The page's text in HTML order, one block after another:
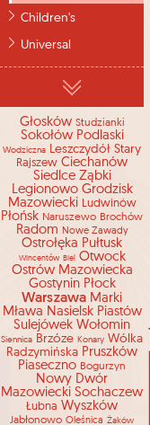
Children's
Universal
Głosków Studzianki
Sokołów Podlaski
Wodziczna Leszczydół Stary
Rajszew Ciechanów
Siedlce Ząbki
Legionowo Grodzisk
Mazowiecki Ludwinów
Płońsk Naruszewo Brochów
Radom Nowe Zawady
Ostrołęka Pułtusk
Wincentów Biel
Otwock
Ostrów Mazowiecka
Gostynin Płock
Warszawa Marki
Mława Nasielsk Piastów
Sulejówek Wołomin
Siennica Brzóze Konary Wólka
Radzymińska Pruszków
Piaseczno Bogurzyn
Nowy Dwór
Mazowiecki Sochaczew
Łubna Wyszków
Jabłonowo Oleśnica Żaków